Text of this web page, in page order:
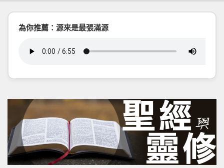
為你推薦：源來是最張滿源